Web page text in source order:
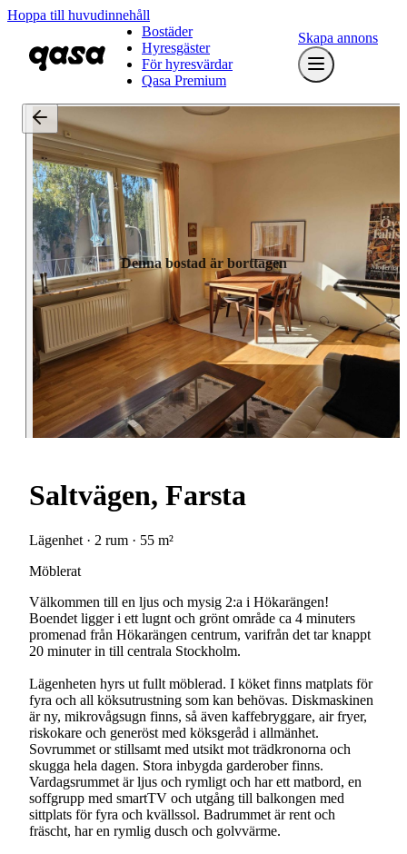
Hoppa till huvudinnehåll
Bostäder
Hyresgäster
För hyresvärdar
Qasa Premium
Skapa annons
Denna bostad är borttagen
Saltvägen, Farsta
Lägenhet · 2 rum · 55 m²
Möblerat
Välkommen till en ljus och mysig 2:a i Hökarängen!
Boendet ligger i ett lugnt och grönt område ca 4 minuters
promenad från Hökarängen centrum, varifrån det tar knappt
20 minuter in till centrala Stockholm.
Lägenheten hyrs ut fullt möblerad. I köket finns matplats för
fyra och all köksutrustning som kan behövas. Diskmaskinen
är ny, mikrovågsugn finns, så även kaffebryggare, air fryer,
riskokare och generöst med köksgeråd i allmänhet.
Sovrummet or stillsamt med utsikt mot trädkronorna och
skugga hela dagen. Stora inbygda garderober finns.
Vardagsrummet är ljus och rymligt och har ett matbord, en
soffgrupp med smartTV och utgång till balkongen med
sittplats för fyra och kvällssol. Badrummet är rent och
fräscht, har en rymlig dusch och golvvärme.